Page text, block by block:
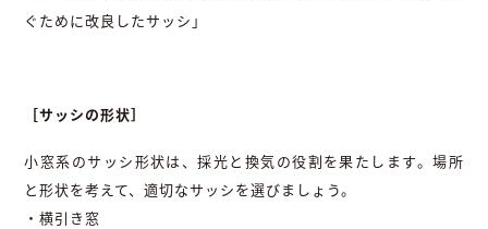
ぐために改良したサッシ」
［サッシの形状］
小窓系のサッシ形状は、採光と換気の役割を果たします。場所
と形状を考えて、適切なサッシを選びましょう。
・横引き窓